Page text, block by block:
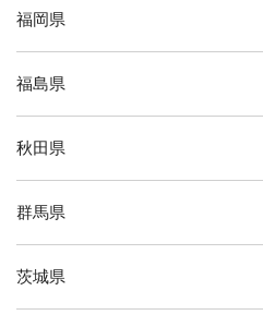
福岡県
福島県
秋田県
群馬県
茨城県